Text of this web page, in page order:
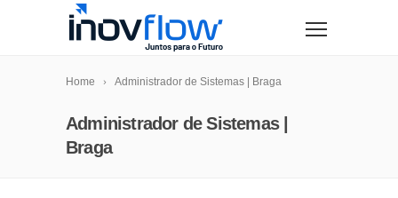
Home Administrador de Sistemas | Braga
Administrador de Sistemas |
Braga